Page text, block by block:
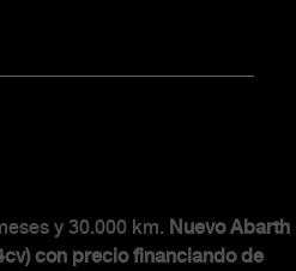
y 30.000 km. Nuevo Abarth
con precio financiando de